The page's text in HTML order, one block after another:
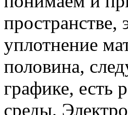
пространстве,
уплотнение
половина,
графике, есть
среды.